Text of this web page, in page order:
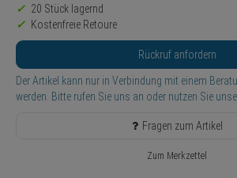
20 Stück lagernd
Kostenfreie Retoure
Rückruf anfordern
Der Artikel kann nur in Verbindung mit einem
werden. Bitte rufen Sie uns an oder nutzen Sie
Fragen zum Artikel
Zum Merkzettel